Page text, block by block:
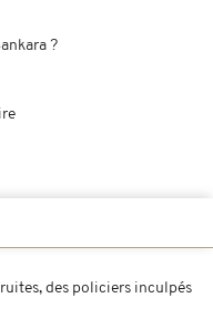
?
des policiers inculpés